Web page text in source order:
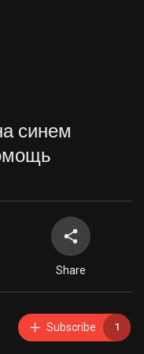
синем
Share
Subscribe 1